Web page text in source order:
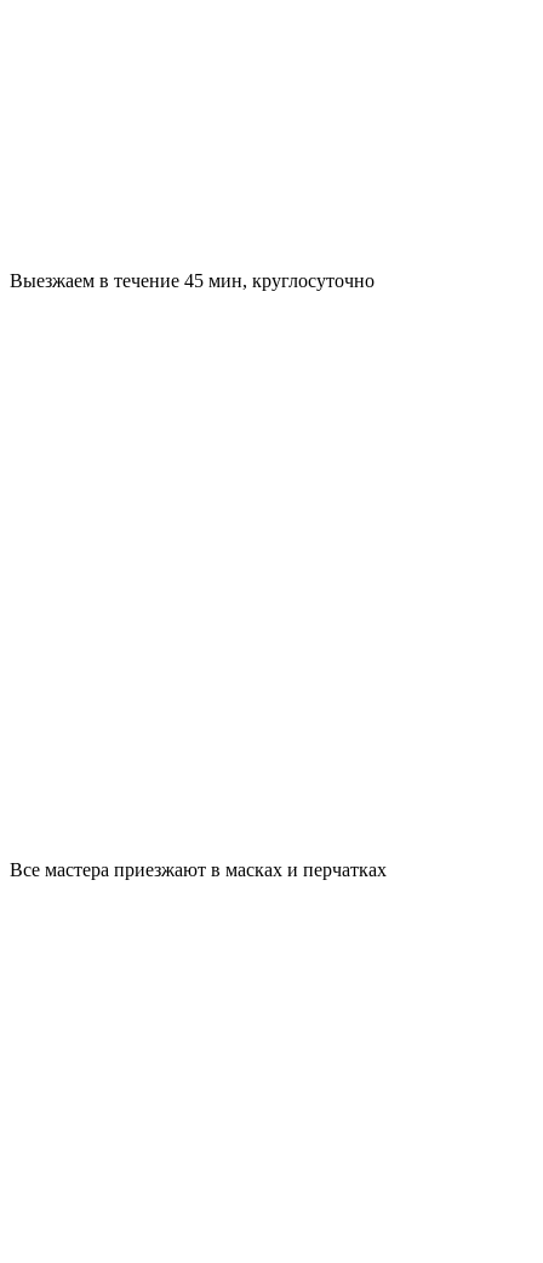
Выезжаем в течение 45 мин, круглосуточно
Все мастера приезжают в масках и перчатках